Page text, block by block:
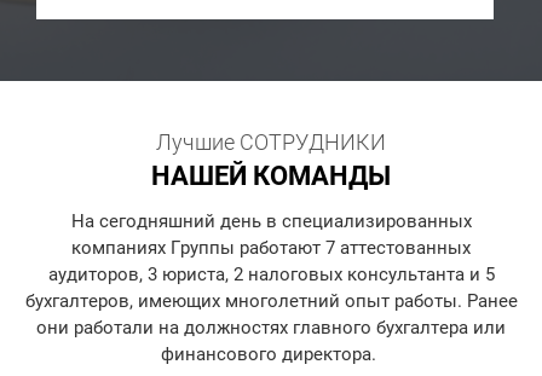
Лучшие СОТРУДНИКИ
НАШЕЙ КОМАНДЫ
На сегодняшний день в специализированных
компаниях Группы работают 7 аттестованных
аудиторов, 3 юриста, 2 налоговых консультанта и 5
бухгалтеров, имеющих многолетний опыт работы. Ранее
они работали на должностях главного бухгалтера или
финансового директора.